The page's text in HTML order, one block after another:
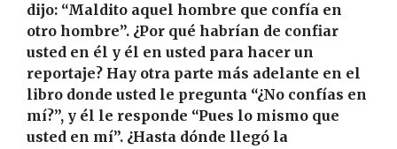
dijo: “Maldito aquel hombre que confía en
otro hombre”. ¿Por qué habrían de confiar
usted en él y él en usted para hacer un
reportaje? Hay otra parte más adelante en el
libro donde usted le pregunta “¿No confías en
mí?”, y él le responde “Pues lo mismo que
usted en mí”. ¿Hasta dónde llegó la